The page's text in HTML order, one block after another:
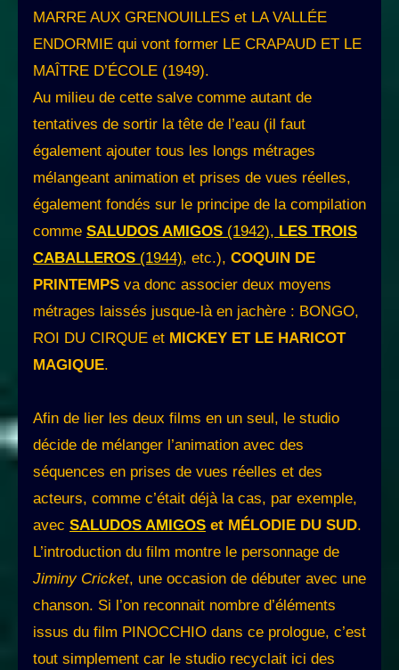
MARRE AUX GRENOUILLES et LA VALLÉE
ENDORMIE qui vont former LE CRAPAUD ET LE
MAÎTRE D’ÉCOLE (1949).
Au milieu de cette salve comme autant de
tentatives de sortir la tête de l’eau (il faut
également ajouter tous les longs métrages
mélangeant animation et prises de vues réelles,
également fondés sur le principe de la compilation
comme SALUDOS AMIGOS (1942), LES TROIS
CABALLEROS (1944), etc.), COQUIN DE
PRINTEMPS va donc associer deux moyens
métrages laissés jusque-là en jachère : BONGO,
ROI DU CIRQUE et MICKEY ET LE HARICOT
MAGIQUE.
Afin de lier les deux films en un seul, le studio
décide de mélanger l’animation avec des
séquences en prises de vues réelles et des
acteurs, comme c’était déjà la cas, par exemple,
avec SALUDOS AMIGOS et MÉLODIE DU SUD.
L’introduction du film montre le personnage de
Jiminy Cricket, une occasion de débuter avec une
chanson. Si l’on reconnait nombre d’éléments
issus du film PINOCCHIO dans ce prologue, c’est
tout simplement car le studio recyclait ici des